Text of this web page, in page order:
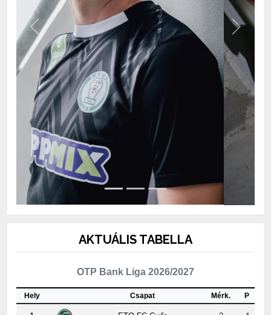
Previous Next
OTP Bank Liga 2026/2027
Csapat
1 ETO FC Győr 2 4